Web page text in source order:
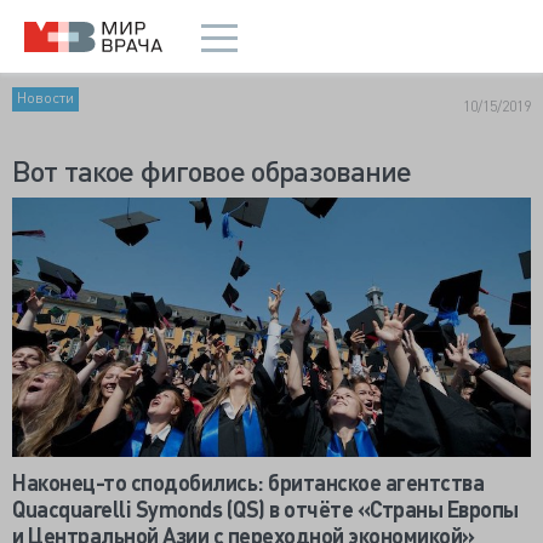
Новости 10/15/2019
Вот такое фиговое образование
Наконец-то сподобились: британское агентства
Quacquarelli Symonds (QS) в отчёте «Страны Европы
и Центральной Азии с переходной экономикой»